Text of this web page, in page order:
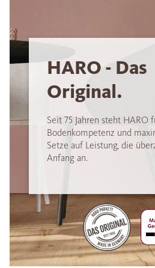
HARO - Das
Original.
Seit 75 Jahren steht HARO
Bodenkompetenz und
Setze auf Leistung, die
Anfang an.